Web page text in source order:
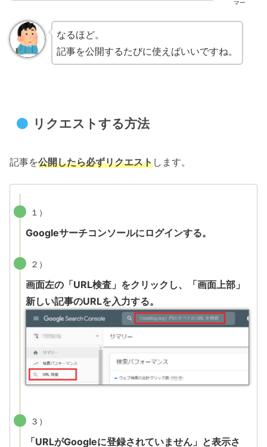
マー
なるほど。
記事を公開するたびに使えばいいですね。
リクエストする方法
記事を公開したら必ずリクエストします。
１）
Googleサーチコンソールにログインする。
２）
画面左の「URL検査」をクリックし、「画面上部」
新しい記事のURLを入力する。
３）
「URLがGoogleに登録されていません」と表示さ